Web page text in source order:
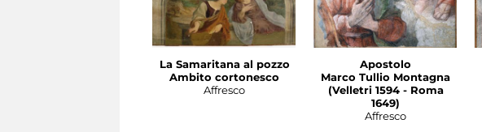
La Samaritana al pozzo
Ambito cortonesco
Affresco
Apostolo
Marco Tullio Montagna
(Velletri 1594 - Roma
1649)
Affresco